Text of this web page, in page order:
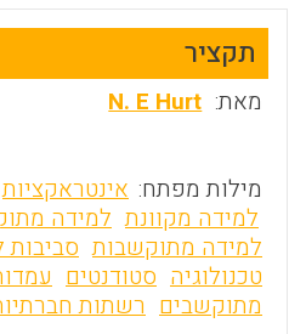
תקציר
מאת: N. E Hurt
מילות מפתח: אינטראקציות
למידה מקוונת למידה
למידה מתוקשבות סביבות
טכנולוגיה סטודנטים
מתוקשבים רשתות